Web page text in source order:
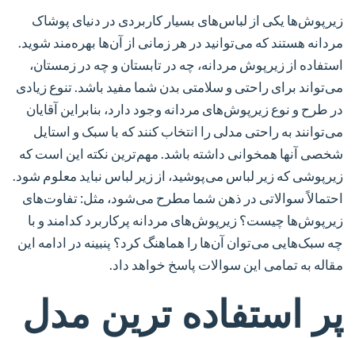
زیرپوش‌ها یکی از لباس‌های بسیار کاربردی در دنیای پوشاک
مردانه هستند که می‌توانید در هر زمانی از آن‌ها بهره‌مند شوید.
استفاده از زیرپوش مردانه، چه در تابستان و چه در زمستان،
می‌تواند برای راحتی و سلامتی بدن شما مفید باشد. تنوع زیادی
در طرح و نوع زیرپوش‌های مردانه وجود دارد، بنابراین آقایان
می‌توانند به راحتی مدلی را انتخاب کنند که با سبک و استایل
شخصی آنها همخوانی داشته باشد. مهم‌ترین نکته این است که
زیرپوشی که زیر لباس می‌پوشید، از زیر لباس نباید معلوم شود.
احتمالاً سوالاتی در ذهن شما مطرح می‌شود، مثل: تفاوت‌های
زیرپوش‌ها چیست؟ زیرپوش‌های مردانه پرکاربرد کدامند و با
چه سبک‌هایی می‌توان آن‌ها را هماهنگ کرد؟ پنبینه در ادامه این
مقاله به تمامی این سوالات پاسخ خواهد داد.
پر استفاده ترین مدل